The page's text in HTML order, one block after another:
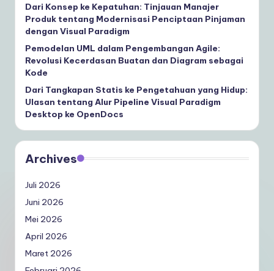
Dari Konsep ke Kepatuhan: Tinjauan Manajer
Produk tentang Modernisasi Penciptaan Pinjaman
dengan Visual Paradigm
Pemodelan UML dalam Pengembangan Agile:
Revolusi Kecerdasan Buatan dan Diagram sebagai
Kode
Dari Tangkapan Statis ke Pengetahuan yang Hidup:
Ulasan tentang Alur Pipeline Visual Paradigm
Desktop ke OpenDocs
Archives
Juli 2026
Juni 2026
Mei 2026
April 2026
Maret 2026